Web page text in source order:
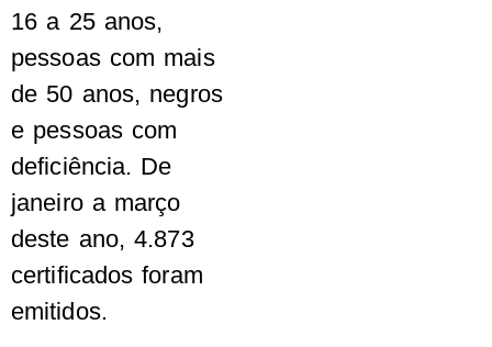
16 a 25 anos,
pessoas com mais
de 50 anos, negros
e pessoas com
deficiência. De
janeiro a março
deste ano, 4.873
certificados foram
emitidos.